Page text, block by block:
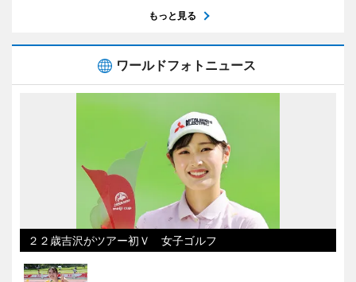
もっと見る
ワールドフォトニュース
２２歳吉沢がツアー初Ｖ 女子ゴルフ